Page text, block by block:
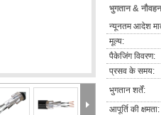
भुगतान &
न्यूनतम आदेश
मूल्य:
पैकेजिंग विवरण:
प्रसव के समय:
भुगतान शर्तें:
आपूर्ति की क्षमता: